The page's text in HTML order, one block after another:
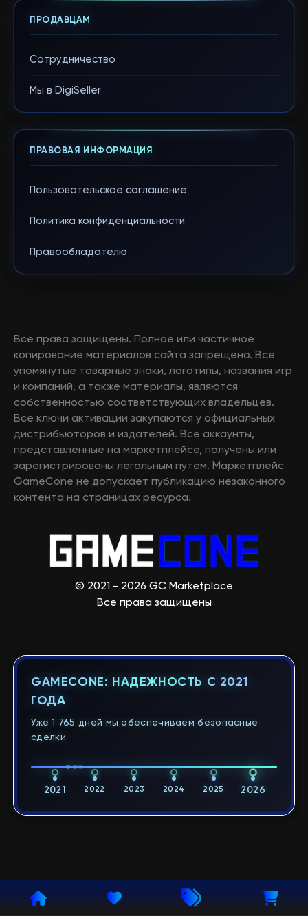
ПРОДАВЦАМ
Сотрудничество
Мы в DigiSeller
ПРАВОВАЯ ИНФОРМАЦИЯ
Пользовательское соглашение
Политика конфиденциальности
Правообладателю
Все права защищены. Полное или частичное
копирование материалов сайта запрещено. Все
упомянутые товарные знаки, логотипы, названия игр
и компаний, а также материалы, являются
собственностью соответствующих владельцев.
Все ключи активации закупаются у официальных
дистрибьюторов и издателей. Все аккаунты,
представленные на маркетплейсе, получены или
зарегистрированы легальным путем. Маркетплейс
GameCone не допускает публикацию незаконного
контента на страницах ресурса.
© 2021 - 2026 GC Marketplace
Все права защищены
GAMECONE: НАДЕЖНОСТЬ С 2021
ГОДА
Уже 1 765 дней мы обеспечиваем безопасные
сделки.
2021 2022 2023 2024 2025 2026